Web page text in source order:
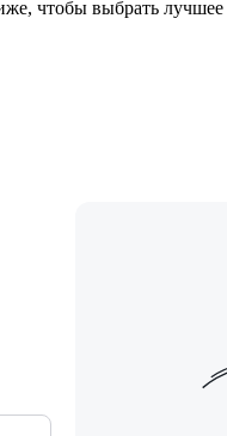
чтобы выбрать лучшее